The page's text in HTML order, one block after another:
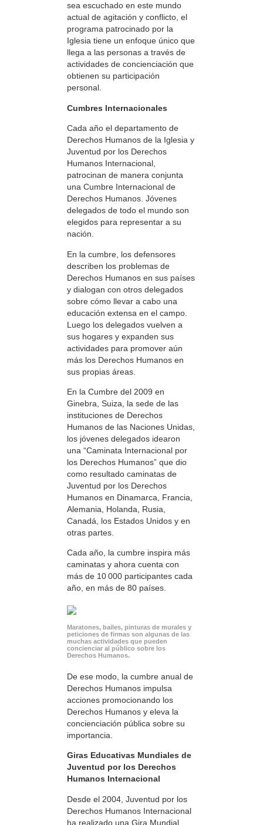
sea escuchado en este mundo
actual de agitación y conflicto, el
programa patrocinado por la
Iglesia tiene un enfoque único que
llega a las personas a través de
actividades de concienciación que
obtienen su participación
personal.
Cumbres Internacionales
Cada año el departamento de
Derechos Humanos de la Iglesia y
Juventud por los Derechos
Humanos Internacional,
patrocinan de manera conjunta
una Cumbre Internacional de
Derechos Humanos. Jóvenes
delegados de todo el mundo son
elegidos para representar a su
nación.
En la cumbre, los defensores
describen los problemas de
Derechos Humanos en sus países
y dialogan con otros delegados
sobre cómo llevar a cabo una
educación extensa en el campo.
Luego los delegados vuelven a
sus hogares y expanden sus
actividades para promover aún
más los Derechos Humanos en
sus propias áreas.
En la Cumbre del 2009 en
Ginebra, Suiza, la sede de las
instituciones de Derechos
Humanos de las Naciones Unidas,
los jóvenes delegados idearon
una “Caminata Internacional por
los Derechos Humanos” que dio
como resultado caminatas de
Juventud por los Derechos
Humanos en Dinamarca, Francia,
Alemania, Holanda, Rusia,
Canadá, los Estados Unidos y en
otras partes.
Cada año, la cumbre inspira más
caminatas y ahora cuenta con
más de 10 000 participantes cada
año, en más de 80 países.
Maratones, bailes, pinturas de murales y
peticiones de firmas son algunas de las
muchas actividades que pueden
concienciar al público sobre los
Derechos Humanos.
De ese modo, la cumbre anual de
Derechos Humanos impulsa
acciones promocionando los
Derechos Humanos y eleva la
concienciación pública sobre su
importancia.
Giras Educativas Mundiales de
Juventud por los Derechos
Humanos Internacional
Desde el 2004, Juventud por los
Derechos Humanos Internacional
ha realizado una Gira Mundial